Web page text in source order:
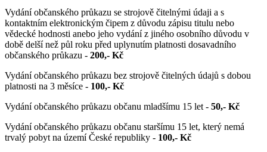
Vydání občanského průkazu se strojově čitelnými údaji a s
kontaktním elektronickým čipem z důvodu zápisu titulu nebo
vědecké hodnosti anebo jeho vydání z jiného osobního důvodu v
době delší než půl roku před uplynutím platnosti dosavadního
občanského průkazu - 200,- Kč
Vydání občanského průkazu bez strojově čitelných údajů s dobou
platnosti na 3 měsíce - 100,- Kč
Vydání občanského průkazu občanu mladšímu 15 let - 50,- Kč
Vydání občanského průkazu občanu staršímu 15 let, který nemá
trvalý pobyt na území České republiky - 100,- Kč